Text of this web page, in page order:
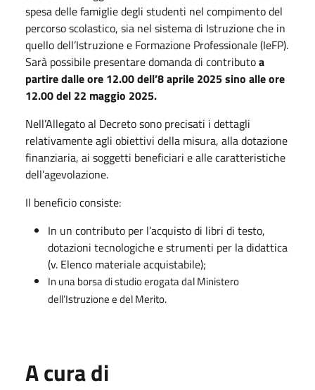
spesa delle famiglie degli studenti nel compimento del
percorso scolastico, sia nel sistema di Istruzione che in
quello dell’Istruzione e Formazione Professionale (IeFP).
Sarà possibile presentare domanda di contributoa
partire dalle ore 12.00 dell’8 aprile 2025 sino alle ore
12.00 del 22 maggio 2025.
Nell’Allegato al Decreto sono precisati i dettagli
relativamente agli obiettivi della misura, alla dotazione
finanziaria, ai soggetti beneficiari e alle caratteristiche
dell’agevolazione.
Il beneficio consiste:
In un contributo per l’acquisto di libri di testo,
dotazioni tecnologiche e strumenti per la didattica
(v. Elenco materiale acquistabile);
In una borsa di studio erogata dal Ministero
dell’Istruzione e del Merito.
A cura di